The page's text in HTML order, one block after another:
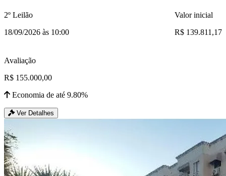
2º Leilão
18/09/2026 às 10:00
Valor inicial
R$ 139.811,17
Avaliação
R$ 155.000,00
Economia de até 9.80%
Ver Detalhes